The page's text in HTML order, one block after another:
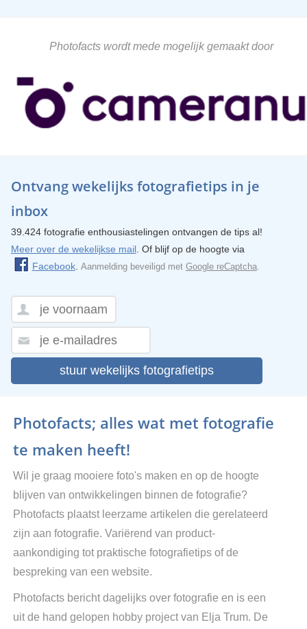
Photofacts wordt mede mogelijk gemaakt door
Ontvang wekelijks fotografietips in je
inbox
39.424 fotografie enthousiastelingen ontvangen de tips al!
Meer over de wekelijkse mail. Of blijf op de hoogte via
Facebook. Aanmelding beveiligd met Google reCaptcha.
stuur wekelijks fotografietips
Photofacts; alles wat met fotografie
te maken heeft!
Wil je graag mooiere foto's maken en op de hoogte
blijven van ontwikkelingen binnen de fotografie?
Photofacts plaatst leerzame artikelen die gerelateerd
zijn aan fotografie. Variërend van product-
aankondiging tot praktische fotografietips of de
bespreking van een website.
Photofacts bericht dagelijks over fotografie en is een
uit de hand gelopen hobby project van Elja Trum. De